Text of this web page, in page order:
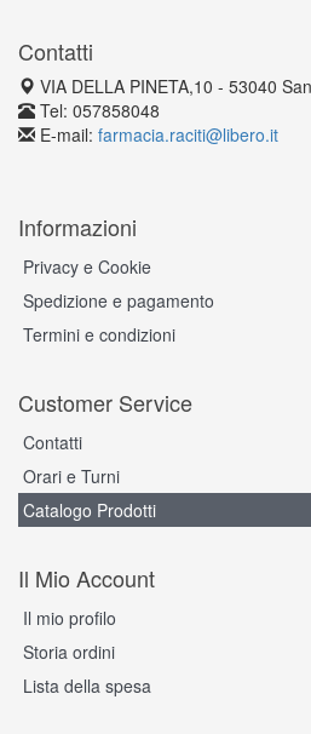
Contatti
VIA DELLA PINETA,10 - 53040
Tel: 057858048
E-mail: farmacia.raciti@libero.it
Informazioni
Privacy e Cookie
Spedizione e pagamento
Termini e condizioni
Customer Service
Contatti
Orari e Turni
Catalogo Prodotti
Il Mio Account
Il mio profilo
Storia ordini
Lista della spesa